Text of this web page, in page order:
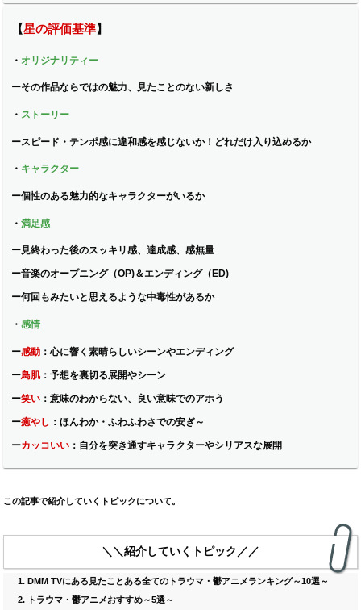
【星の評価基準】
・ オリジナリティー
ーその作品ならではの魅力、見たことのない新しさ
・ ストーリー
ースピード・テンポ感に違和感を感じないか！どれだけ入り込めるか
・ キャラクター
ー個性のある魅力的なキャラクターがいるか
・満足感
ー見終わった後のスッキリ感、達成感、感無量
ー音楽のオープニング（OP)＆エンディング（ED)
ー何回もみたいと思えるような中毒性があるか
・感情
ー感動 ：心に響く素晴らしいシーンやエンディング
ー鳥肌：予想を裏切る展開やシーン
ー笑い ：意味のわからない、良い意味でのアホう
ー癒やし ：ほんわか・ふわふわさでの安ぎ～
ーカッコいい ： 自分を突き通すキャラクターやシリアスな展開
この記事で紹介していくトピックについて。
＼＼紹介していくトピック／／
DMM TVにある見たことある全てのトラウマ・鬱アニメランキング～10選～
トラウマ・鬱アニメおすすめ～5選～